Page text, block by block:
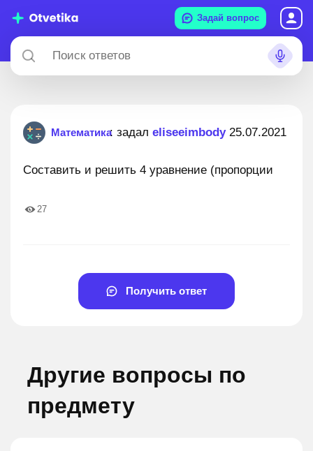
Задай вопрос
Математика: задал eliseeimbody25.07.2021
Составить и решить 4 уравнение (пропорции
27
Получить ответ
Другие вопросы по
предмету